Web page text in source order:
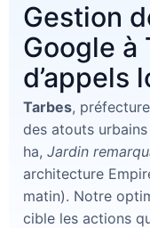
Gestion
Google
d’appels
Tarbes,
des atouts
ha, Jardin
architecture
matin). Notre
cible les actions